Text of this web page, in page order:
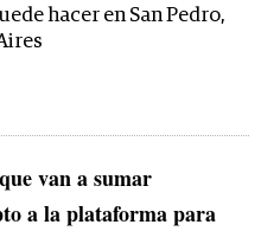
hacer en San Pedro,
van a sumar
a la plataforma para